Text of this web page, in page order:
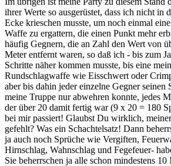
ihrer Werte so ausgerüstet, dass ich nicht in
Ecke krieschen musste, um noch einmal
Waffe zu ergattern, die einen Punkt mehr
häufig Gegnern, die an Zahl den Wert von
Meter entfernt waren, so daß ich - bis zum
Schritte näher kommen musste, bis eine
Rundschlagwaffe wie Eisschwert oder
aber bis dahin jeder einzelne Gegner seinen
meine Truppe nur abwehren konnte, jedes
der über 20 damit fertig war (9 x 20 = 180
bei mir passiert! Glaubst Du wirklich,
gefehlt? Was ein Schachtelsatz! Dann
ja auch noch Sprüche wie Vergiften,
Hirnschlag, Wahnschlag und Fegefeuer-
Sie beherrschen ja alle schon mindestens 10